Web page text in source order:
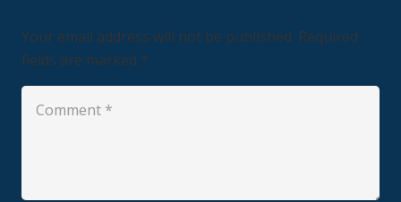
Your email address will not be published. Required
fields are marked *